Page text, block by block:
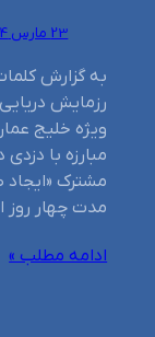
23 مارس 2024
به گزارش
رزمایش
ویژه خلیج
مبارزه با
مشترک
مدت چهار روز
ادامه مطلب »